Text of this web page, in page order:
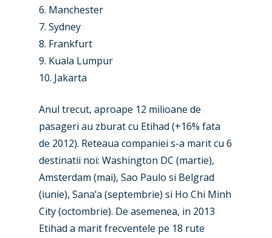
6. Manchester
7. Sydney
8. Frankfurt
9. Kuala Lumpur
10. Jakarta
Anul trecut, aproape 12 milioane de
pasageri au zburat cu Etihad (+16% fata
de 2012). Reteaua companiei s-a marit cu 6
destinatii noi: Washington DC (martie),
Amsterdam (mai), Sao Paulo si Belgrad
(iunie), Sana’a (septembrie) si Ho Chi Minh
City (octombrie). De asemenea, in 2013
Etihad a marit frecventele pe 18 rute
New Routes
Industry
Accidents / Incidents
Airshows
Dubai 2025
Business Jets